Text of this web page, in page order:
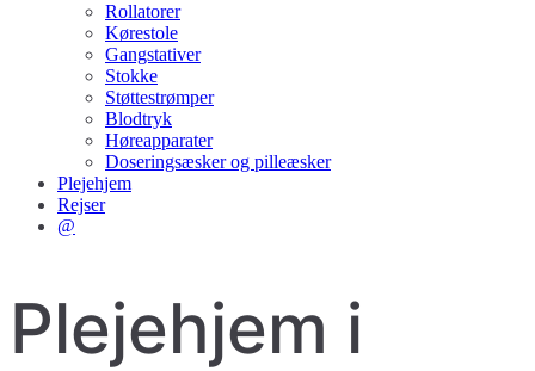
Rollatorer
Kørestole
Gangstativer
Stokke
Støttestrømper
Blodtryk
Høreapparater
Doseringsæsker og pilleæsker
Plejehjem
Rejser
@
Plejehjem i